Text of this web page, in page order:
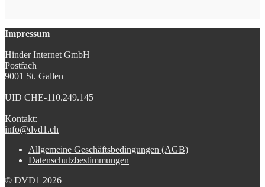
Impressum
Hinder Internet GmbH
Postfach
9001 St. Gallen
UID CHE-110.249.145
Kontakt:
info@dvd1.ch
Allgemeine Geschäftsbedingungen (AGB)
Datenschutzbestimmungen
© DVD1 2026